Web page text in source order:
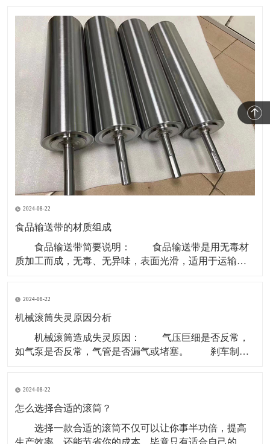
2024-08-22
食品输送带的材质组成
食品输送带简要说明： 食品输送带是用无毒材
质加工而成，无毒、无异味，表面光滑，适用于运输食
份，所以现在用于食品行业基本用PU型输送带。 材
质有PVC、聚乙烯、聚炳稀、PP、塑钢 ACE
2024-08-22
机械滚筒失灵原因分析
机械滚筒造成失灵原因： 气压巨细是否反常，
如气泵是否反常，气管是否漏气或堵塞。 刹车制动
锤张紧处上部个改向机械滚筒除应笔直于皮带长度方向
以外还应笔直于重力垂线，即确保其轴中心线水平。
2024-08-22
怎么选择合适的滚筒？
选择一款合适的滚筒不仅可以让你事半功倍，提高
生产效率，还能节省你的成本，毕竟只有适合自己的才